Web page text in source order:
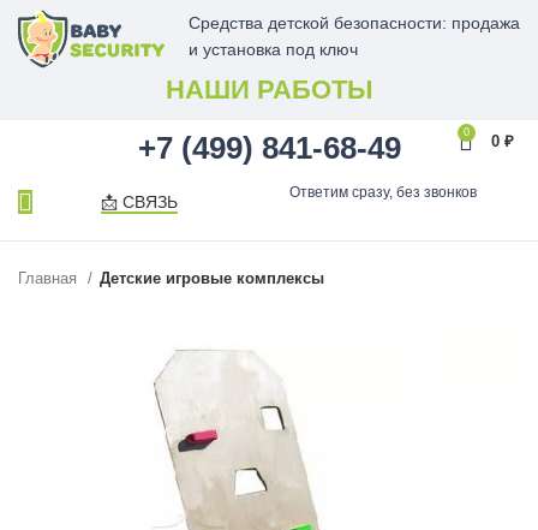
Средства детской безопасности: продажа
и установка под ключ
НАШИ РАБОТЫ
+7 (499) 841-68-49 0
0 ₽
📩 СВЯЗЬ Ответим сразу, без звонков
Главная Детские игровые комплексы